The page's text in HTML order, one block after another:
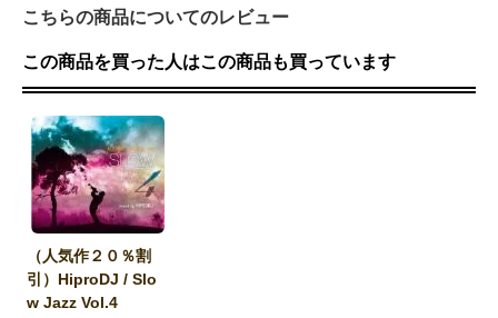
こちらの商品についてのレビュー
この商品を買った人はこの商品も買っています
（人気作２０％割
引）HiproDJ / Slo
w Jazz Vol.4